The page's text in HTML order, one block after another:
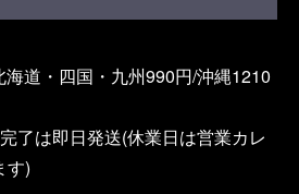
道・四国・九州990円/沖縄1210
了は即日発送(休業日は営業カレ
す)